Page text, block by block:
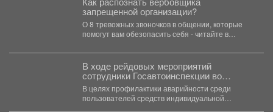
запрещенной организации?
О 8 тревожных звоночков в общении, которые
помогут вам обезопасить себя - читайте в
В ходе рейдовых мероприятий
сотрудники Госавтоинспекции во
взаимодействии с инспектором ПДН
провели беседы с юными водителями
СИМ и велосипедистами
В целях профилактики аварийности среди
пользователей средств индивидуальной